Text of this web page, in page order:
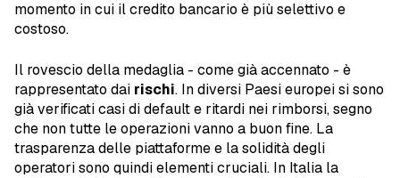
momento in cui il credito bancario è più selettivo e
costoso.
Il rovescio della medaglia - come già accennato - è
rappresentato dai rischi. In diversi Paesi europei si sono
già verificati casi di default e ritardi nei rimborsi, segno
che non tutte le operazioni vanno a buon fine. La
trasparenza delle piattaforme e la solidità degli
operatori sono quindi elementi cruciali. In Italia la